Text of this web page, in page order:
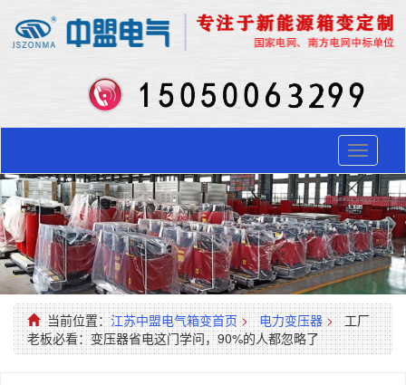
Toggle
当前位置：江苏中盟电气箱变首页 > 电力变压器 > 工厂
老板必看：变压器省电这门学问，90%的人都忽略了